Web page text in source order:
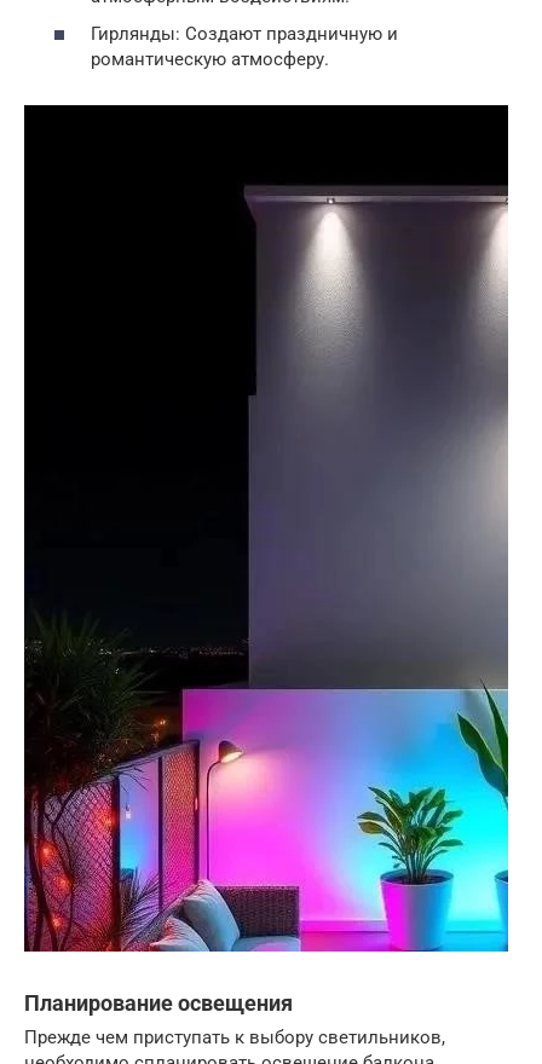
Гирлянды: Создают праздничную и
романтическую атмосферу.
Планирование освещения
Прежде чем приступать к выбору светильников,